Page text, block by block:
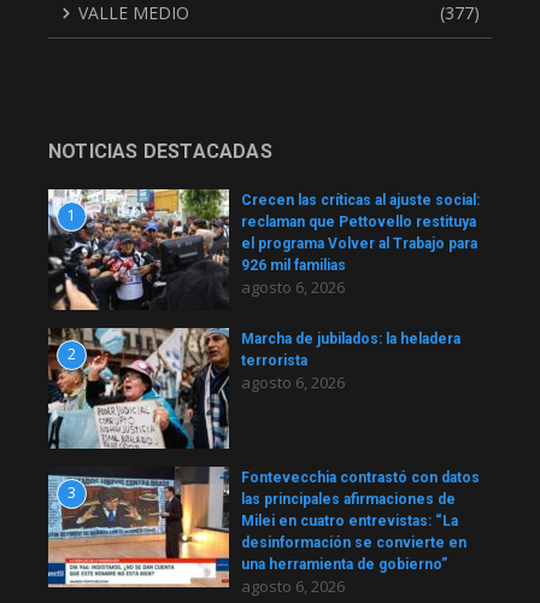
VALLE MEDIO (377)
NOTICIAS DESTACADAS
1
Crecen las críticas al ajuste social:
reclaman que Pettovello restituya
el programa Volver al Trabajo para
926 mil familias
agosto 6, 2026
2
Marcha de jubilados: la heladera
terrorista
agosto 6, 2026
3
Fontevecchia contrastó con datos
las principales afirmaciones de
Milei en cuatro entrevistas: “La
desinformación se convierte en
una herramienta de gobierno”
agosto 6, 2026